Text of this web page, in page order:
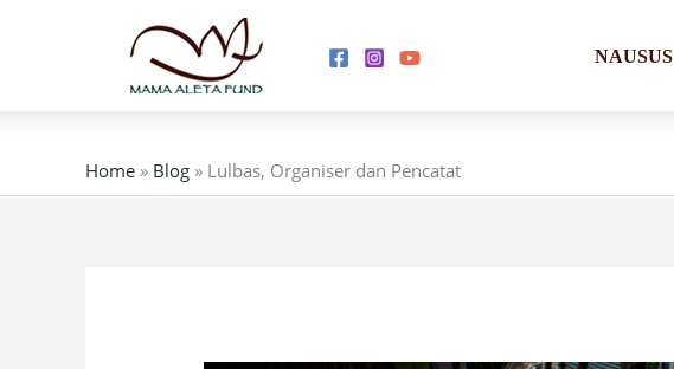
NAUSUS
Home » Blog » Lulbas, Organiser dan Pencatat